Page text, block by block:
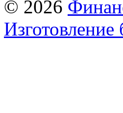
© 2026
Изготовление